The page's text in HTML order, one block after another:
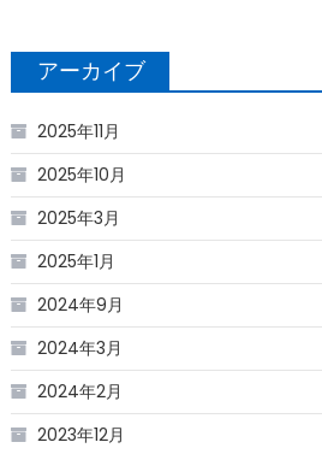
アーカイブ
2025年11月
2025年10月
2025年3月
2025年1月
2024年9月
2024年3月
2024年2月
2023年12月